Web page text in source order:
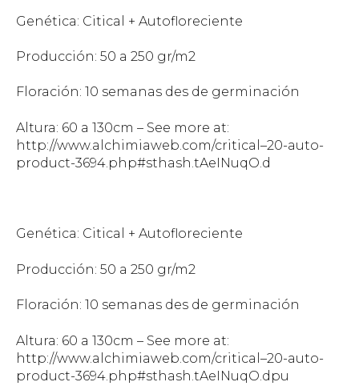
Genética: Citical + Autofloreciente
Producción: 50 a 250 gr/m2
Floración: 10 semanas des de germinación
Altura: 60 a 130cm – See more at:
http://www.alchimiaweb.com/critical–20-auto-
product-3694.php#sthash.tAeINuqO.d
Genética: Citical + Autofloreciente
Producción: 50 a 250 gr/m2
Floración: 10 semanas des de germinación
Altura: 60 a 130cm – See more at:
http://www.alchimiaweb.com/critical–20-auto-
product-3694.php#sthash.tAeINuqO.dpu